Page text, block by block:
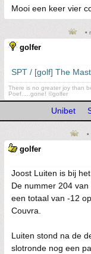
Mooi een keer vier
•
golfer
SPT / [golf] The
There is no greater joy than
Poef.....gone! ©golfer
Unibet
golfer
Joost Luiten is bij
De nummer 204
een totaal van -12
Couvra.
Luiten stond na de
slotronde nog een